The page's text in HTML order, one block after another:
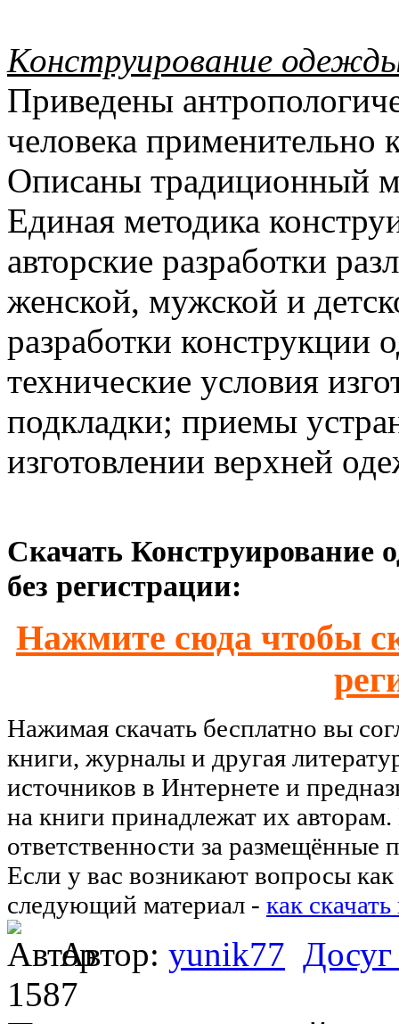
Конструирование
Приведены
человека
Описаны традиционный
Единая методика
авторские разработки
женской, мужской и
разработки конструкции
технические условия
подкладки; приемы
изготовлении верхней
Скачать Конструирование
без регистрации:
Нажмите сюда чтобы
Нажимая скачать бесплатно вы
книги, журналы и другая
источников в Интернете и
на книги принадлежат их
ответственности за размещённые
Если у вас возникают вопросы как
следующий материал - как
Автор: yunik77
1587